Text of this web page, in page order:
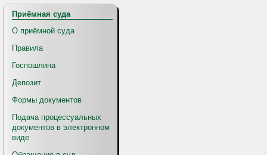
Приёмная суда
О приёмной суда
Правила
Госпошлина
Депозит
Формы документов
Подача процессуальных
документов в электронном
виде